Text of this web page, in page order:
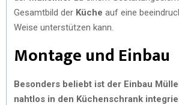
Gesamtbild der Küche auf eine
Weise unterstützen kann.
Montage und Einbau
Besonders beliebt ist der Einbau
nahtlos in den Küchenschrank